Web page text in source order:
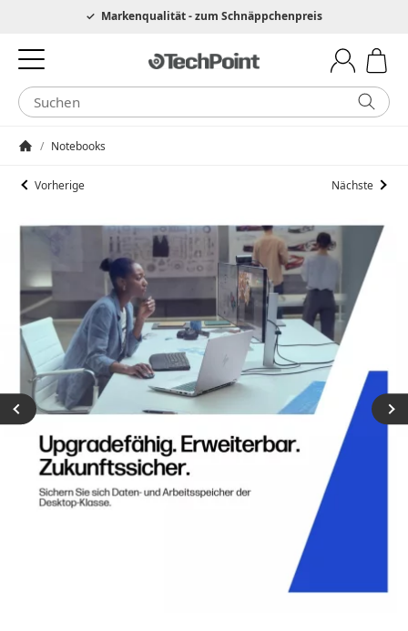
Hotline 0049 6205 3079975Markenqualität - zum Schnäppchenpreis
/ Notebooks
Vorherige Nächste